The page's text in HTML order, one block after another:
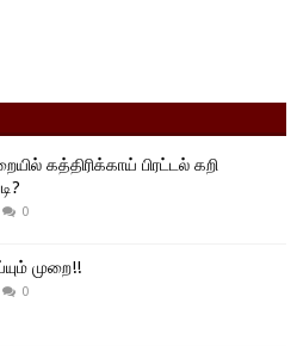
கத்திரிக்காய் பிரட்டல் கறி
0
முறை!!
0